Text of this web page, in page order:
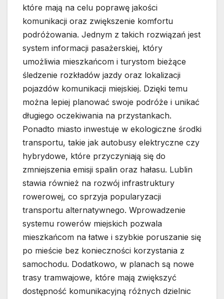
które mają na celu poprawę jakości
komunikacji oraz zwiększenie komfortu
podróżowania. Jednym z takich rozwiązań jest
system informacji pasażerskiej, który
umożliwia mieszkańcom i turystom bieżące
śledzenie rozkładów jazdy oraz lokalizacji
pojazdów komunikacji miejskiej. Dzięki temu
można lepiej planować swoje podróże i unikać
długiego oczekiwania na przystankach.
Ponadto miasto inwestuje w ekologiczne środki
transportu, takie jak autobusy elektryczne czy
hybrydowe, które przyczyniają się do
zmniejszenia emisji spalin oraz hałasu. Lublin
stawia również na rozwój infrastruktury
rowerowej, co sprzyja popularyzacji
transportu alternatywnego. Wprowadzenie
systemu rowerów miejskich pozwala
mieszkańcom na łatwe i szybkie poruszanie się
po mieście bez konieczności korzystania z
samochodu. Dodatkowo, w planach są nowe
trasy tramwajowe, które mają zwiększyć
dostępność komunikacyjną różnych dzielnic